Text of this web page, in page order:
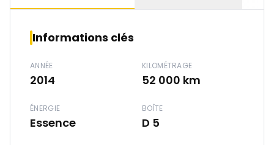
Informations clés
ANNÉE
2014
KILOMÉTRAGE
52 000 km
ÉNERGIE
Essence
BOÎTE
D 5